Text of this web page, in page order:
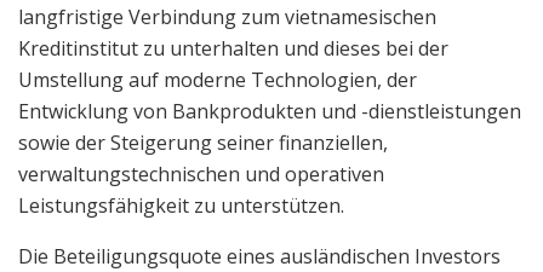
langfristige Verbindung zum vietnamesischen
Kreditinstitut zu unterhalten und dieses bei der
Umstellung auf moderne Technologien, der
Entwicklung von Bankprodukten und -dienstleistungen
sowie der Steigerung seiner finanziellen,
verwaltungstechnischen und operativen
Leistungsfähigkeit zu unterstützen.
Die Beteiligungsquote eines ausländischen Investors